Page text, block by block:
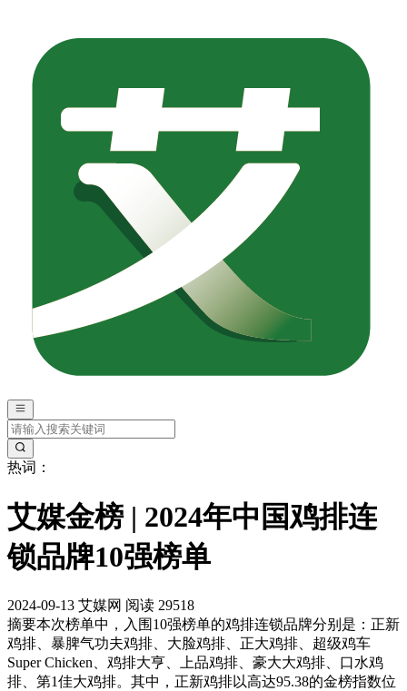
热词：
艾媒金榜 | 2024年中国鸡排连
锁品牌10强榜单
2024-09-13 艾媒网 阅读 29518
摘要本次榜单中，入围10强榜单的鸡排连锁品牌分别是：正新
鸡排、暴脾气功夫鸡排、大脸鸡排、正大鸡排、超级鸡车
Super Chicken、鸡排大亨、上品鸡排、豪大大鸡排、口水鸡
排、第1佳大鸡排。其中，正新鸡排以高达95.38的金榜指数位